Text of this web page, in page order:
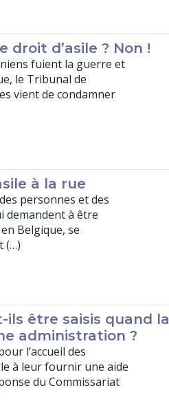
droit d’asile ? Non !
fuient la guerre et
le Tribunal de
vient de condamner
à la rue
personnes et des
demandent à être
Belgique, se
(…)
ils être saisis quand la
administration ?
l’accueil des
à leur fournir une aide
du Commissariat